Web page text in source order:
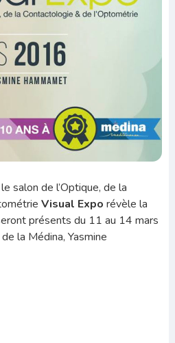
salon de l’Optique, de la
Visual Expo révèle la
présents du 11 au 14 mars
la Médina, Yasmine